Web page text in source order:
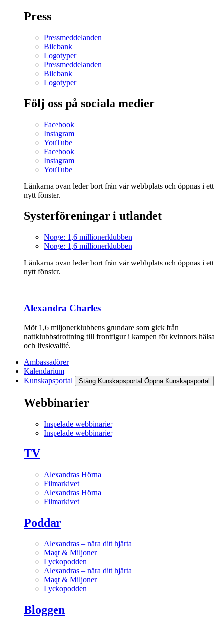
Press
Pressmeddelanden
Bildbank
Logotyper
Pressmeddelanden
Bildbank
Logotyper
Följ oss på sociala medier
Facebook
Instagram
YouTube
Facebook
Instagram
YouTube
Länkarna ovan leder bort från vår webbplats och öppnas i ett
nytt fönster.
Systerföreningar i utlandet
Norge: 1,6 millionerklubben
Norge: 1,6 millionerklubben
Länkarna ovan leder bort från vår webbplats och öppnas i ett
nytt fönster.
Alexandra Charles
Möt 1,6 miljonerklubbens grundare som gick från
nattklubbsdrottning till frontfigur i kampen för kvinnors hälsa
och livskvalité.
Ambassadörer
Kalendarium
Kunskapsportal
Stäng Kunskapsportal Öppna Kunskapsportal
Webbinarier
Inspelade webbinarier
Inspelade webbinarier
TV
Alexandras Hörna
Filmarkivet
Alexandras Hörna
Filmarkivet
Poddar
Alexandras – nära ditt hjärta
Maqt & Miljoner
Lyckopodden
Alexandras – nära ditt hjärta
Maqt & Miljoner
Lyckopodden
Bloggen